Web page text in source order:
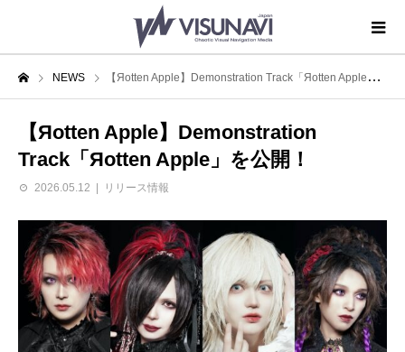
NEWS 【Яotten Apple】Demonstration Track「Яotten Apple」を公開！
【Яotten Apple】Demonstration
Track「Яotten Apple」を公開！
2026.05.12 リリース情報